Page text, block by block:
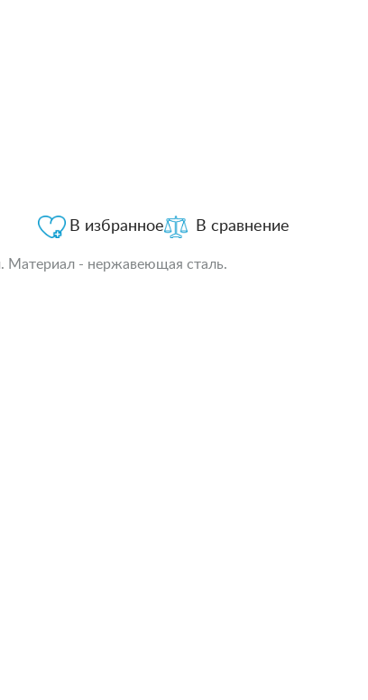
В сравнение
В избранное
Материал - нержавеющая сталь.